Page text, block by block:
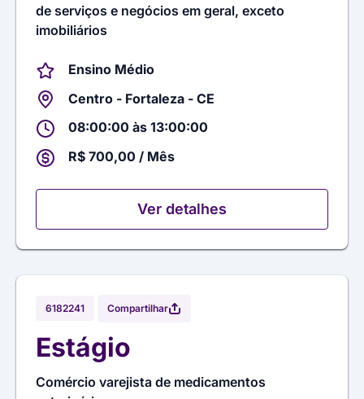
de serviços e negócios em geral, exceto
imobiliários
Ensino Médio
Centro - Fortaleza - CE
08:00:00 às 13:00:00
R$ 700,00 / Mês
Ver detalhes
6182241 Compartilhar
Estágio
Comércio varejista de medicamentos